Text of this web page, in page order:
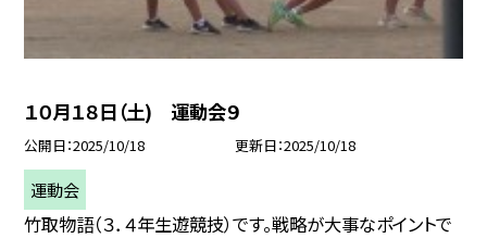
１０月１８日（土) 運動会９
公開日 2025/10/18 更新日 2025/10/18
運動会
竹取物語（３．４年生遊競技）です。戦略が大事なポイントで